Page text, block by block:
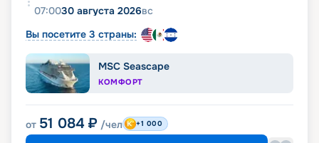
07:0030 августа 2026вс
Вы посетите 3 страны:
MSC Seascape
КОМФОРТ
от 51 084 ₽ /чел +1 000